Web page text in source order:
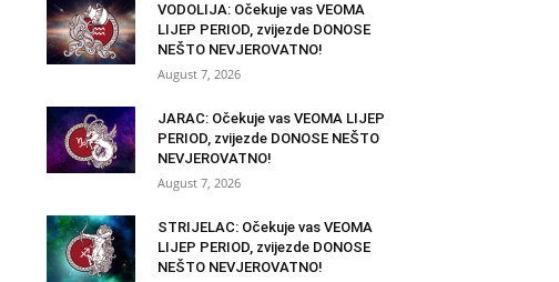
VODOLIJA: Očekuje vas VEOMA
LIJEP PERIOD, zvijezde DONOSE
NEŠTO NEVJEROVATNO!
August 7, 2026
JARAC: Očekuje vas VEOMA LIJEP
PERIOD, zvijezde DONOSE NEŠTO
NEVJEROVATNO!
August 7, 2026
STRIJELAC: Očekuje vas VEOMA
LIJEP PERIOD, zvijezde DONOSE
NEŠTO NEVJEROVATNO!